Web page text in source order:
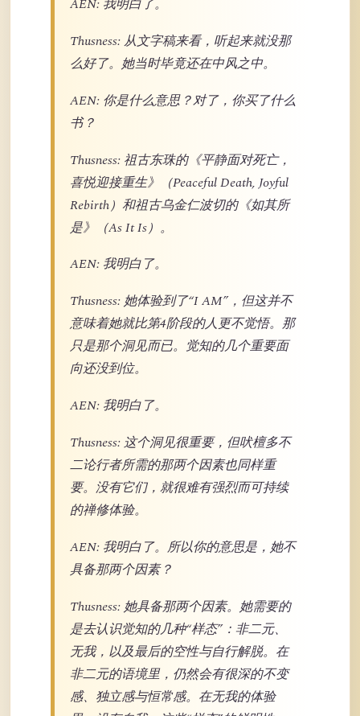
Thusness: 从文字稿来看，听起来就没那
么好了。她当时毕竟还在中风之中。
AEN: 你是什么意思？对了，你买了什么
书？
Thusness: 祖古东珠的《平静面对死亡，
喜悦迎接重生》（Peaceful Death, Joyful
Rebirth）和祖古乌金仁波切的《如其所
是》（As It Is）。
AEN: 我明白了。
Thusness: 她体验到了“I AM”，但这并不
意味着她就比第4阶段的人更不觉悟。那
只是那个洞见而已。觉知的几个重要面
向还没到位。
AEN: 我明白了。
Thusness: 这个洞见很重要，但吠檀多不
二论行者所需的那两个因素也同样重
要。没有它们，就很难有强烈而可持续
的禅修体验。
AEN: 我明白了。所以你的意思是，她不
具备那两个因素？
Thusness: 她具备那两个因素。她需要的
是去认识觉知的几种“样态”：非二元、
无我，以及最后的空性与自行解脱。在
非二元的语境里，仍然会有很深的不变
感、独立感与恒常感。在无我的体验